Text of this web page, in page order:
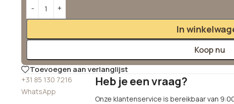
In
Koop nu
Toevoegen aan verlanglijst
+31 85 130 7216
WhatsApp
Heb je een vraag?
Onze klantenservice is bereikbaar van